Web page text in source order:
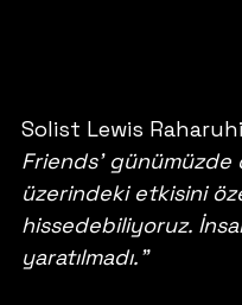
Solist Lewis
Friends' günümüzde
üzerindeki etkisini
hissedebiliyoruz.
yaratılmadı."